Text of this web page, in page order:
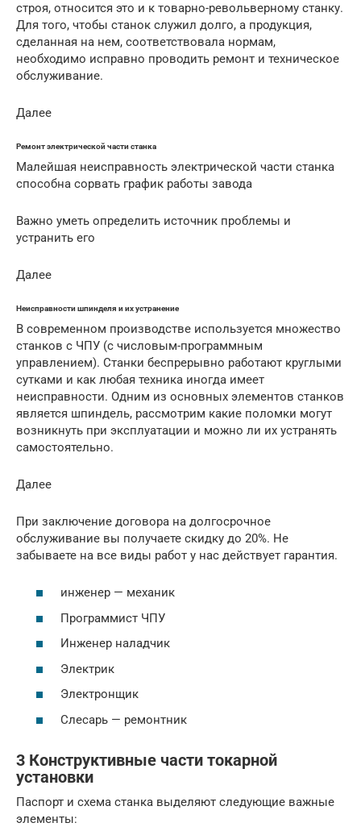
строя, относится это и к товарно-револьверному станку.
Для того, чтобы станок служил долго, а продукция,
сделанная на нем, соответствовала нормам,
необходимо исправно проводить ремонт и техническое
обслуживание.
Далее
Ремонт электрической части станка
Малейшая неисправность электрической части станка
способна сорвать график работы завода
Важно уметь определить источник проблемы и
устранить его
Далее
Неисправности шпинделя и их устранение
В современном производстве используется множество
станков с ЧПУ (с числовым-программным
управлением). Станки беспрерывно работают круглыми
сутками и как любая техника иногда имеет
неисправности. Одним из основных элементов станков
является шпиндель, рассмотрим какие поломки могут
возникнуть при эксплуатации и можно ли их устранять
самостоятельно.
Далее
При заключение договора на долгосрочное
обслуживание вы получаете скидку до 20%. Не
забываете на все виды работ у нас действует гарантия.
инженер — механик
Программист ЧПУ
Инженер наладчик
Электрик
Электронщик
Слесарь — ремонтник
3 Конструктивные части токарной
установки
Паспорт и схема станка выделяют следующие важные
элементы: